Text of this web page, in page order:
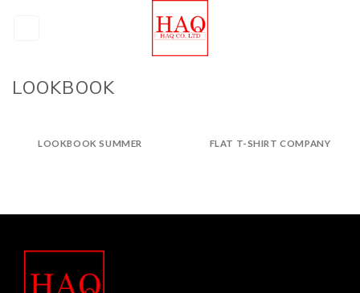
LOOKBOOK
LOOKBOOK SUMMER FLAT T-SHIRT COMPANY